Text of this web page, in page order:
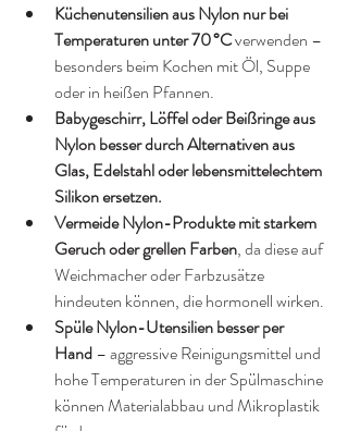
Küchenutensilien aus Nylon nur bei
Temperaturen unter 70 °C verwenden –
besonders beim Kochen mit Öl, Suppe
oder in heißen Pfannen.
Babygeschirr, Löffel oder Beißringe aus
Nylon besser durch Alternativen aus
Glas, Edelstahl oder lebensmittelechtem
Silikon ersetzen.
Vermeide Nylon-Produkte mit starkem
Geruch oder grellen Farben, da diese auf
Weichmacher oder Farbzusätze
hindeuten können, die hormonell wirken.
Spüle Nylon-Utensilien besser per
Hand – aggressive Reinigungsmittel und
hohe Temperaturen in der Spülmaschine
können Materialabbau und Mikroplastik